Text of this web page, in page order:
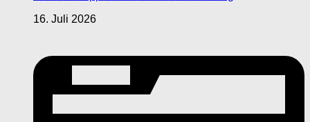
16. Juli 2026